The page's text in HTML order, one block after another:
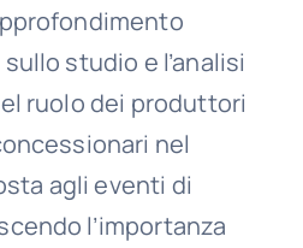
studio e l’analisi
ruolo dei produttori
nel
agli eventi di
l’importanza